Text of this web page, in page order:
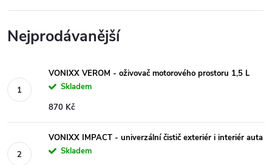
Nejprodávanější
VONIXX VEROM - oživovač motorového prostoru 1,5 L
Skladem
870 Kč
VONIXX IMPACT - univerzální čistič exteriér i interiér auta
Skladem